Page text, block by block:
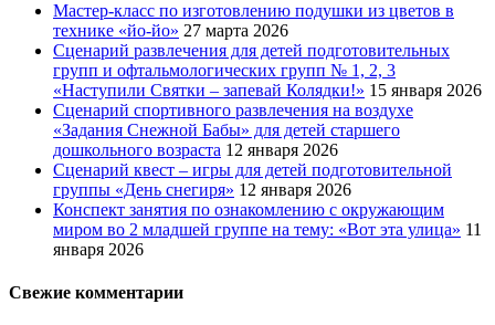
Мастер-класс по изготовлению подушки из цветов в
технике «йо-йо» 27 марта 2026
Сценарий развлечения для детей подготовительных
групп и офтальмологических групп № 1, 2, 3
«Наступили Святки – запевай Колядки!» 15 января 2026
Сценарий спортивного развлечения на воздухе
«Задания Снежной Бабы» для детей старшего
дошкольного возраста 12 января 2026
Сценарий квест – игры для детей подготовительной
группы «День снегиря» 12 января 2026
Конспект занятия по ознакомлению с окружающим
миром во 2 младшей группе на тему: «Вот эта улица» 11
января 2026
Свежие комментарии